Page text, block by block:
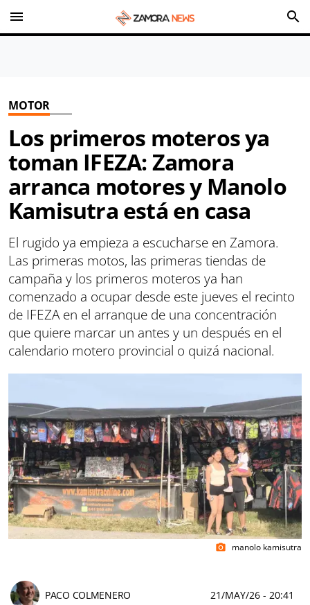
menu search
MOTOR
Los primeros moteros ya
toman IFEZA: Zamora
arranca motores y Manolo
Kamisutra está en casa
El rugido ya empieza a escucharse en Zamora.
Las primeras motos, las primeras tiendas de
campaña y los primeros moteros ya han
comenzado a ocupar desde este jueves el recinto
de IFEZA en el arranque de una concentración
que quiere marcar un antes y un después en el
calendario motero provincial o quizá nacional.
photo_camera manolo kamisutra
PACO COLMENERO 21/MAY/26 - 20:41